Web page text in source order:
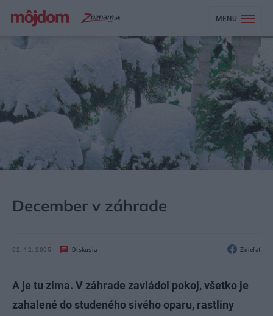
MENU
December v záhrade
02. 12. 2005 Diskusia Zdieľať
A je tu zima. V záhrade zavládol pokoj, všetko je
zahalené do studeného sivého oparu, rastliny